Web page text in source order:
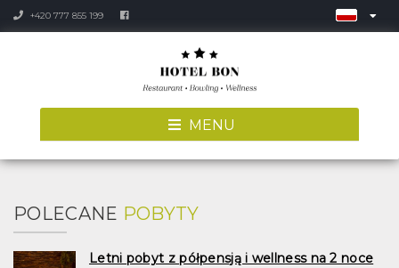
+420 777 855 199
MENU
POLECANE POBYTY
Letni pobyt z półpensją i wellness na 2 noce